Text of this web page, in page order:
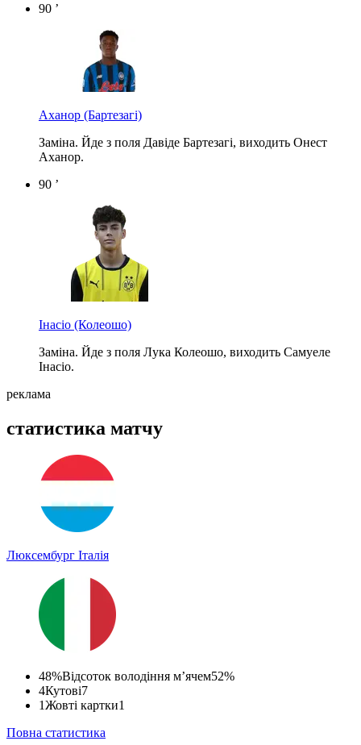
90 ’
Аханор (Бартезагі)
Заміна. Йде з поля Давіде Бартезагі, виходить Онест
Аханор.
90 ’
Інасіо (Колеошо)
Заміна. Йде з поля Лука Колеошо, виходить Самуеле
Інасіо.
реклама
статистика матчу
Люксембург Італія
48%Відсоток володіння м’ячем52%
4Кутові7
1Жовті картки1
Повна статистика